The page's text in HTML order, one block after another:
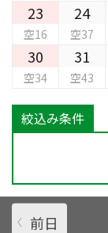
23
空16
24
空37
30
空34
31
空43
絞込み条件
前日